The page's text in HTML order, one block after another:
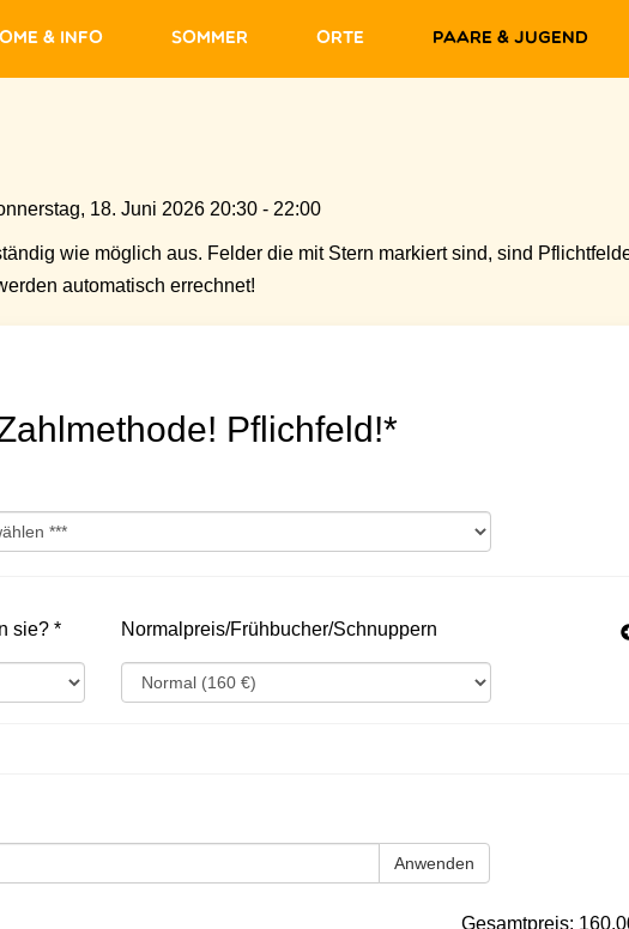
& Info Sommer Orte Paare & Jugend
18. Juni 2026 20:30 - 22:00
wie möglich aus. Felder die mit Stern markiert sind, sind
automatisch errechnet!
Pflichfeld!*
sie? * Normalpreis/Frühbucher/Schnuppern
Anwenden
Gesamtpreis: